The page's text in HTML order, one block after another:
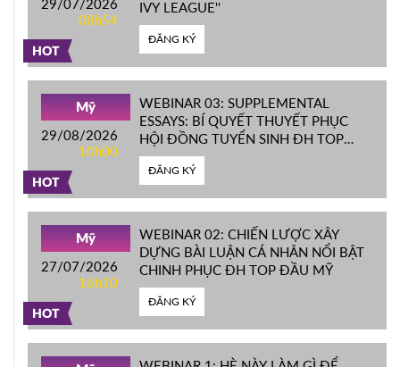
HOT
29/07/2026
08h54
IVY LEAGUE''
ĐĂNG KÝ
HOT
Mỹ
29/08/2026
10h00
WEBINAR 03: SUPPLEMENTAL
ESSAYS: BÍ QUYẾT THUYẾT PHỤC
HỘI ĐỒNG TUYỂN SINH ĐH TOP
ĐẦU MỸ
ĐĂNG KÝ
HOT
Mỹ
27/07/2026
16h10
WEBINAR 02: CHIẾN LƯỢC XÂY
DỰNG BÀI LUẬN CÁ NHÂN NỔI BẬT
CHINH PHỤC ĐH TOP ĐẦU MỸ
ĐĂNG KÝ